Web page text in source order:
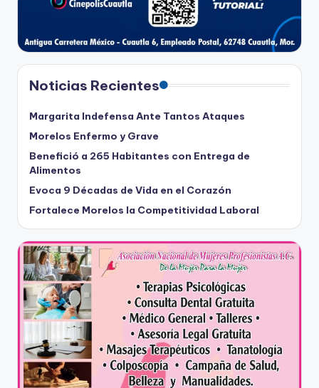
Noticias Recientes
Margarita Indefensa Ante Tantos Ataques
Morelos Enfermo y Grave
Benefició a 265 Habitantes con Entrega de
Alimentos
Evoca 9 Décadas de Vida en el Corazón
Fortalece Morelos la Competitividad Laboral